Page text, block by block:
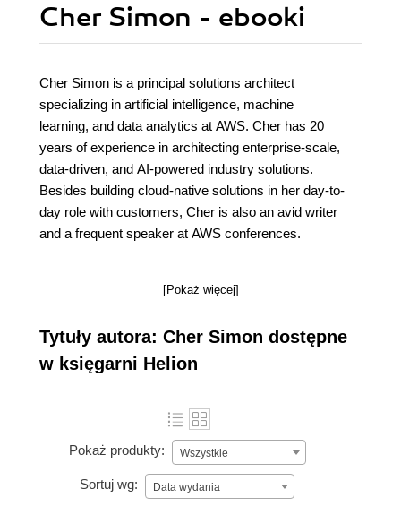
Cher Simon - ebooki
Cher Simon is a principal solutions architect
specializing in artificial intelligence, machine
learning, and data analytics at AWS. Cher has 20
years of experience in architecting enterprise-scale,
data-driven, and AI-powered industry solutions.
Besides building cloud-native solutions in her day-to-
day role with customers, Cher is also an avid writer
and a frequent speaker at AWS conferences.
[Pokaż więcej]
Tytuły autora: Cher Simon dostępne
w księgarni Helion
Pokaż produkty: Wszystkie
Sortuj wg: Data wydania